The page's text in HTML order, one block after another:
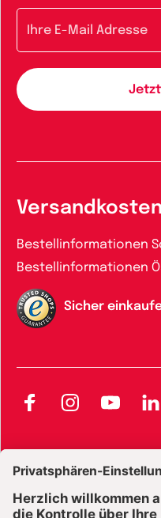
Bestellinformationen
Bestellinformationen
Sicher
FacebookInstagramYouTube
Widerrufsbelehrung